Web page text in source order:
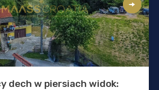
dech w piersiach widok: